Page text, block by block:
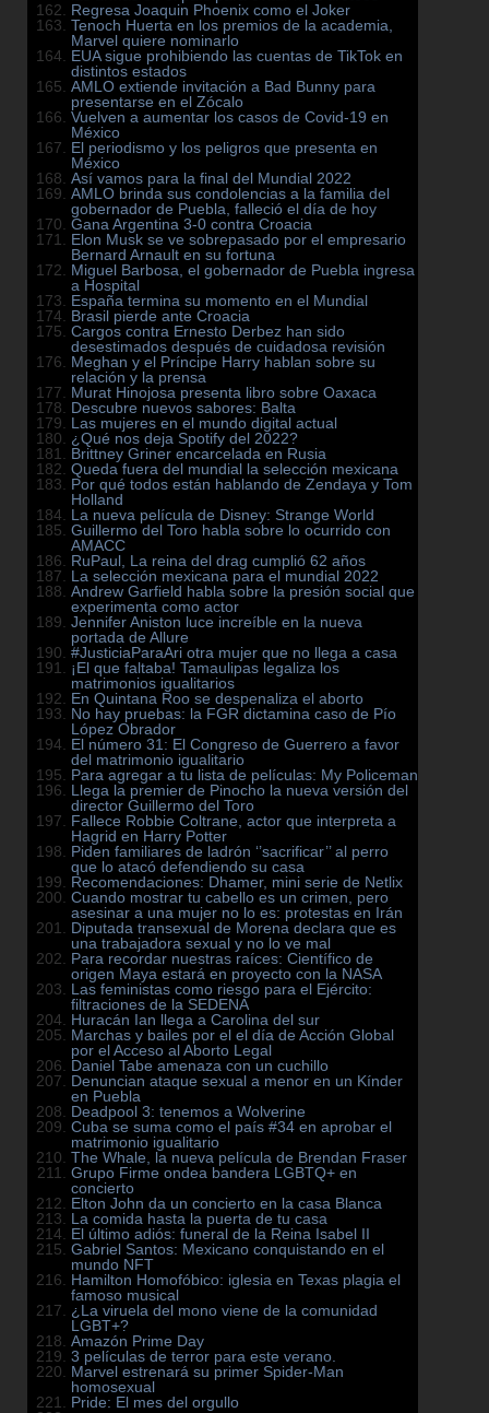
Regresa Joaquin Phoenix como el Joker
Tenoch Huerta en los premios de la academia,
Marvel quiere nominarlo
EUA sigue prohibiendo las cuentas de TikTok en
distintos estados
AMLO extiende invitación a Bad Bunny para
presentarse en el Zócalo
Vuelven a aumentar los casos de Covid-19 en
México
El periodismo y los peligros que presenta en
México
Así vamos para la final del Mundial 2022
AMLO brinda sus condolencias a la familia del
gobernador de Puebla, falleció el día de hoy
Gana Argentina 3-0 contra Croacia
Elon Musk se ve sobrepasado por el empresario
Bernard Arnault en su fortuna
Miguel Barbosa, el gobernador de Puebla ingresa
a Hospital
España termina su momento en el Mundial
Brasil pierde ante Croacia
Cargos contra Ernesto Derbez han sido
desestimados después de cuidadosa revisión
Meghan y el Príncipe Harry hablan sobre su
relación y la prensa
Murat Hinojosa presenta libro sobre Oaxaca
Descubre nuevos sabores: Balta
Las mujeres en el mundo digital actual
¿Qué nos deja Spotify del 2022?
Brittney Griner encarcelada en Rusia
Queda fuera del mundial la selección mexicana
Por qué todos están hablando de Zendaya y Tom
Holland
La nueva película de Disney: Strange World
Guillermo del Toro habla sobre lo ocurrido con
AMACC
RuPaul, La reina del drag cumplió 62 años
La selección mexicana para el mundial 2022
Andrew Garfield habla sobre la presión social que
experimenta como actor
Jennifer Aniston luce increíble en la nueva
portada de Allure
#JusticiaParaAri otra mujer que no llega a casa
¡El que faltaba! Tamaulipas legaliza los
matrimonios igualitarios
En Quintana Roo se despenaliza el aborto
No hay pruebas: la FGR dictamina caso de Pío
López Obrador
El número 31: El Congreso de Guerrero a favor
del matrimonio igualitario
Para agregar a tu lista de películas: My Policeman
Llega la premier de Pinocho la nueva versión del
director Guillermo del Toro
Fallece Robbie Coltrane, actor que interpreta a
Hagrid en Harry Potter
Piden familiares de ladrón ‘’sacrificar’’ al perro
que lo atacó defendiendo su casa
Recomendaciones: Dhamer, mini serie de Netlix
Cuando mostrar tu cabello es un crimen, pero
asesinar a una mujer no lo es: protestas en Irán
Diputada transexual de Morena declara que es
una trabajadora sexual y no lo ve mal
Para recordar nuestras raíces: Científico de
origen Maya estará en proyecto con la NASA
Las feministas como riesgo para el Ejército:
filtraciones de la SEDENA
Huracán Ian llega a Carolina del sur
Marchas y bailes por el el día de Acción Global
por el Acceso al Aborto Legal
Daniel Tabe amenaza con un cuchillo
Denuncian ataque sexual a menor en un Kínder
en Puebla
Deadpool 3: tenemos a Wolverine
Cuba se suma como el país #34 en aprobar el
matrimonio igualitario
The Whale, la nueva película de Brendan Fraser
Grupo Firme ondea bandera LGBTQ+ en
concierto
Elton John da un concierto en la casa Blanca
La comida hasta la puerta de tu casa
El último adiós: funeral de la Reina Isabel II
Gabriel Santos: Mexicano conquistando en el
mundo NFT
Hamilton Homofóbico: iglesia en Texas plagia el
famoso musical
¿La viruela del mono viene de la comunidad
LGBT+?
Amazón Prime Day
3 películas de terror para este verano.
Marvel estrenará su primer Spider-Man
homosexual
Pride: El mes del orgullo